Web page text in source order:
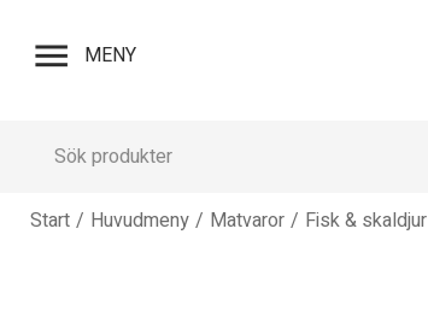
menu MENY
Start / Huvudmeny / Matvaror / Fisk & skaldjur